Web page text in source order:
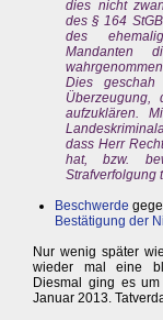
dies nicht
des § 164
des
Mandanten
Dies
aufzuklären.
dass Herr
hat, bzw.
Strafverfolgung
Beschwerde
Bestätigung der
Nur wenig später
wieder mal eine
Diesmal ging es
Januar 2013.